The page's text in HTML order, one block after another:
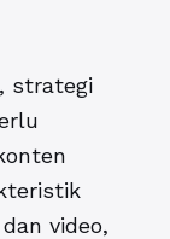
strategi
video,